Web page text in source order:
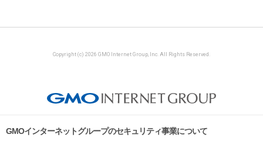
Copyright (c) 2026 GMO Internet Group, Inc. All Rights Reserved.
GMOインターネットグループのセキュリティ事業について